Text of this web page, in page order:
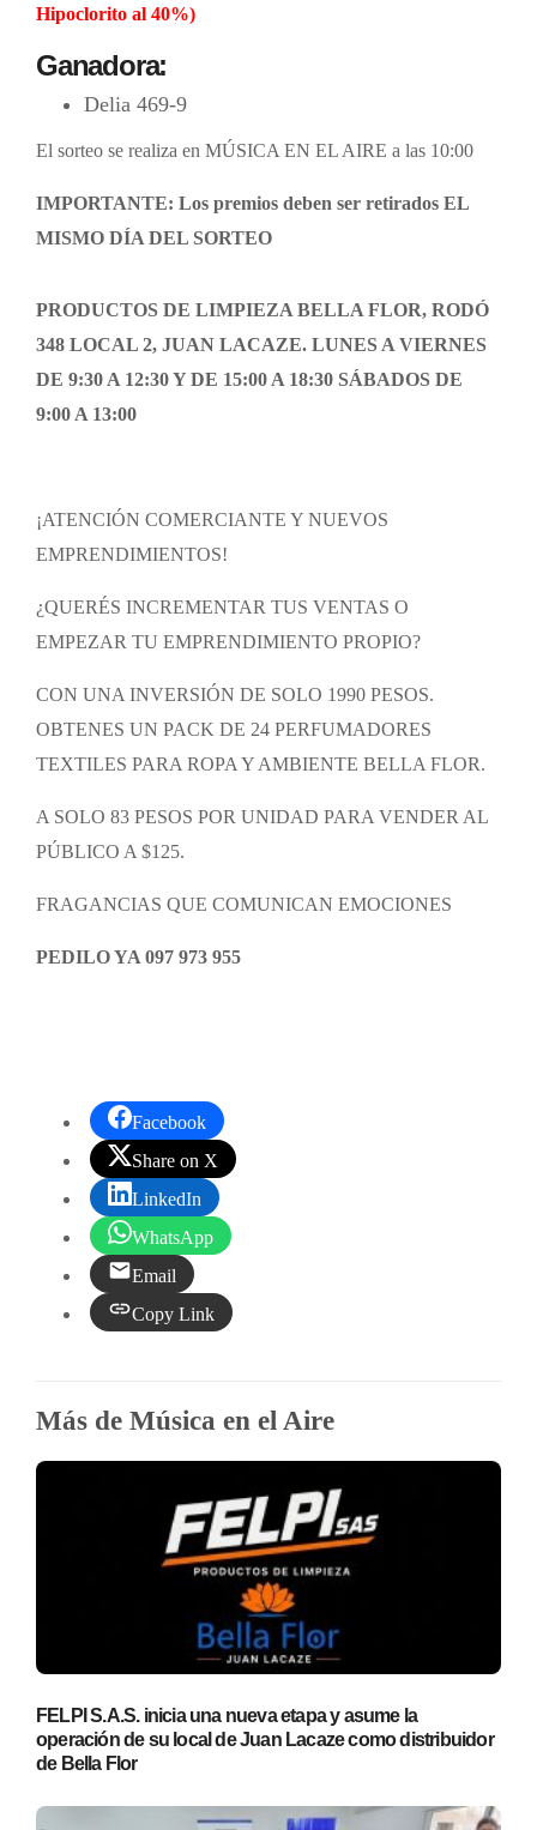
Hipoclorito al 40%)
Ganadora:
Delia 469-9
El sorteo se realiza en MÚSICA EN EL AIRE a las 10:00
IMPORTANTE: Los premios deben ser retirados EL
MISMO DÍA DEL SORTEO
PRODUCTOS DE LIMPIEZA BELLA FLOR, RODÓ
348 LOCAL 2, JUAN LACAZE. LUNES A VIERNES
DE 9:30 A 12:30 Y DE 15:00 A 18:30 SÁBADOS DE
9:00 A 13:00
¡ATENCIÓN COMERCIANTE Y NUEVOS
EMPRENDIMIENTOS!
¿QUERÉS INCREMENTAR TUS VENTAS O
EMPEZAR TU EMPRENDIMIENTO PROPIO?
CON UNA INVERSIÓN DE SOLO 1990 PESOS.
OBTENES UN PACK DE 24 PERFUMADORES
TEXTILES PARA ROPA Y AMBIENTE BELLA FLOR.
A SOLO 83 PESOS POR UNIDAD PARA VENDER AL
PÚBLICO A $125.
FRAGANCIAS QUE COMUNICAN EMOCIONES
PEDILO YA 097 973 955
Facebook
Share on X
LinkedIn
WhatsApp
Email
Copy Link
Más de Música en el Aire
FELPI S.A.S. inicia una nueva etapa y asume la
operación de su local de Juan Lacaze como distribuidor
de Bella Flor